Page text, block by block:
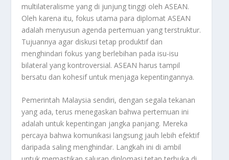
multilateralisme yang di junjung tinggi oleh ASEAN.
Oleh karena itu, fokus utama para diplomat ASEAN
adalah menyusun agenda pertemuan yang terstruktur.
Tujuannya agar diskusi tetap produktif dan
menghindari fokus yang berlebihan pada isu-isu
bilateral yang kontroversial. ASEAN harus tampil
bersatu dan kohesif untuk menjaga kepentingannya.
Pemerintah Malaysia sendiri, dengan segala tekanan
yang ada, terus menegaskan bahwa pertemuan ini
adalah untuk kepentingan jangka panjang. Mereka
percaya bahwa komunikasi langsung jauh lebih efektif
daripada saling menghindar. Langkah ini di ambil